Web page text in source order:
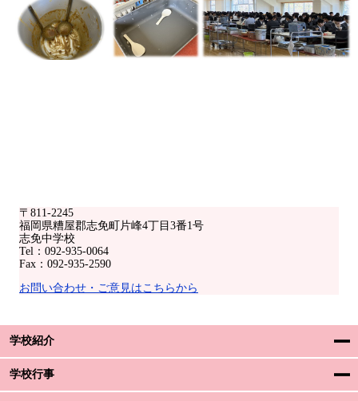
〒811-2245
福岡県糟屋郡志免町片峰4丁目3番1号
志免中学校
Tel：092-935-0064
Fax：092-935-2590
お問い合わせ・ご意見はこちらから
学校紹介
学校行事